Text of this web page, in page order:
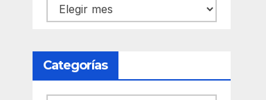
Archivos
Categorías